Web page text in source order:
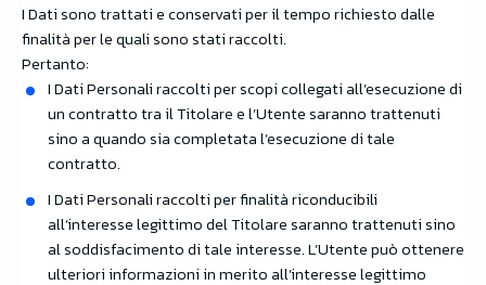
I Dati sono trattati e conservati per il tempo richiesto dalle
finalità per le quali sono stati raccolti.
Pertanto:
I Dati Personali raccolti per scopi collegati all’esecuzione di
un contratto tra il Titolare e l’Utente saranno trattenuti
sino a quando sia completata l’esecuzione di tale
contratto.
I Dati Personali raccolti per finalità riconducibili
all’interesse legittimo del Titolare saranno trattenuti sino
al soddisfacimento di tale interesse. L’Utente può ottenere
ulteriori informazioni in merito all’interesse legittimo